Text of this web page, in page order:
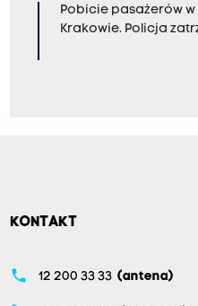
Pobicie pasażerów
Krakowie. Policja
KONTAKT
phone 12 200 33 33 (antena)